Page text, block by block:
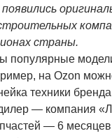
страны.
на Ozon
техники
— компания
— 6